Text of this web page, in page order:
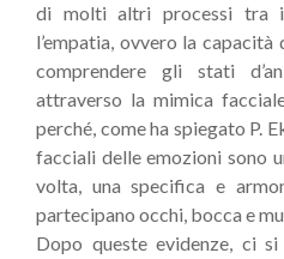
di molti altri processi tra i
l’empatia, ovvero la
comprendere gli stati
attraverso la mimica
perché, come ha spiegato P.
facciali delle emozioni sono
volta, una specifica e
partecipano occhi, bocca e
Dopo queste evidenze, ci